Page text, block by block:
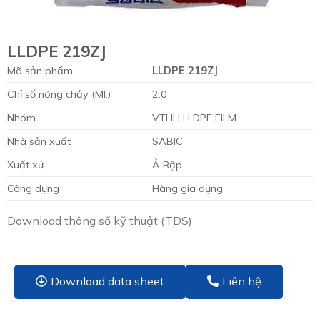
LLDPE 219ZJ
Mã sản phẩm
LLDPE 219ZJ
Chỉ số nóng chảy (MI:)
2.0
Nhóm
VTHH LLDPE FILM
Nhà sản xuất
SABIC
Xuất xứ
Ả Rập
Công dụng
Hàng gia dụng
Download thông số kỹ thuật (TDS)
Download data sheet Liên hệ